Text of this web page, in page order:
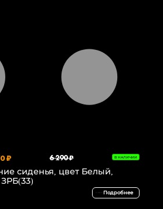
₽ 6 290 ₽ В НАЛИЧИИ
сиденья, цвет Белый,
Подробнее